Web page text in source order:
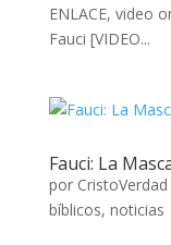
ENLACE, video
Fauci [VIDEO...
Fauci: La
por CristoVerdad
bíblicos, noticias